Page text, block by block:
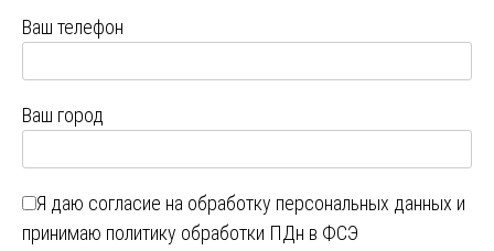
Ваш телефон
Ваш город
Я даю согласие на обработку персональных данных и
принимаю политику обработки ПДн в ФСЭ